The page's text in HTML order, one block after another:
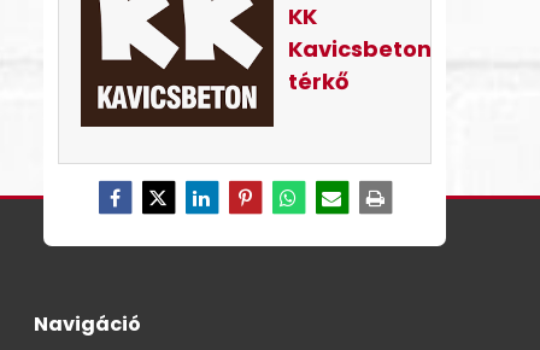
KK
Kavicsbeton
térkő
Navigáció